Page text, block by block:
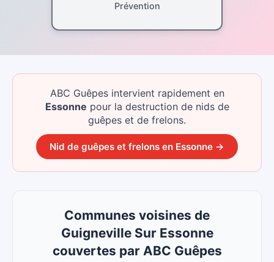
Prévention
ABC Guêpes intervient rapidement en
Essonne pour la destruction de nids de
guêpes et de frelons.
Nid de guêpes et frelons en Essonne →
Communes voisines de
Guigneville Sur Essonne
couvertes par ABC Guêpes